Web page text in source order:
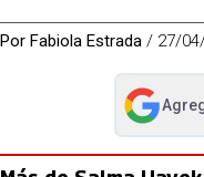
Por Fabiola Estrada / 27/
abre en